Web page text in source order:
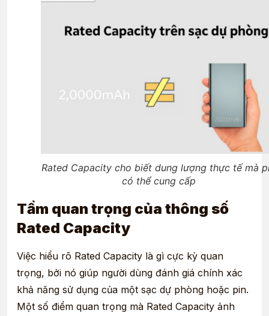
Rated Capacity cho biết dung lượng thực tế mà
có thể cung cấp
Tầm quan trọng của thông số
Rated Capacity
Việc hiểu rõ Rated Capacity là gì cực kỳ quan
trọng, bởi nó giúp người dùng đánh giá chính xác
khả năng sử dụng của một sạc dự phòng hoặc pin.
Một số điểm quan trọng mà Rated Capacity ảnh